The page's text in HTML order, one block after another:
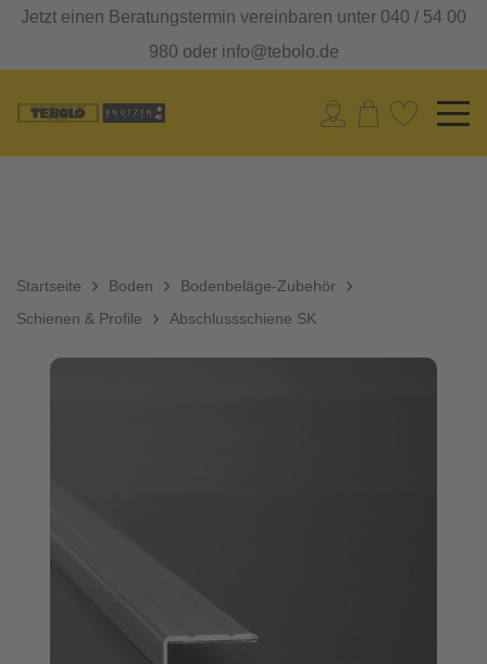
Jetzt einen Beratungstermin vereinbaren unter 040 / 54 00
980 oder info@tebolo.de
Startseite Boden
Bodenbeläge-Zubehör
Schienen & Profile
Abschlussschiene SK